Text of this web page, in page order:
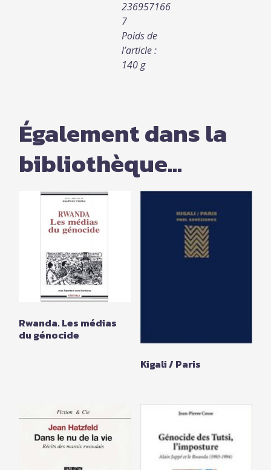
236957166
7
Poids de
l’article :
140 g
Également dans la
bibliothèque...
Rwanda. Les médias
du génocide
Kigali / Paris